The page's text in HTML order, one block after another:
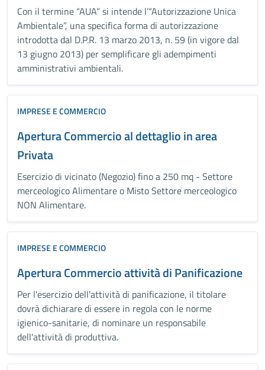
Con il termine “AUA” si intende l’“Autorizzazione Unica
Ambientale”, una specifica forma di autorizzazione
introdotta dal D.P.R. 13 marzo 2013, n. 59 (in vigore dal
13 giugno 2013) per semplificare gli adempimenti
amministrativi ambientali.
IMPRESE E COMMERCIO
Apertura Commercio al dettaglio in area
Privata
Esercizio di vicinato (Negozio) fino a 250 mq - Settore
merceologico Alimentare o Misto Settore merceologico
NON Alimentare.
IMPRESE E COMMERCIO
Apertura Commercio attività di Panificazione
Per l'esercizio dell'attività di panificazione, il titolare
dovrà dichiarare di essere in regola con le norme
igienico-sanitarie, di nominare un responsabile
dell'attività di produttiva.